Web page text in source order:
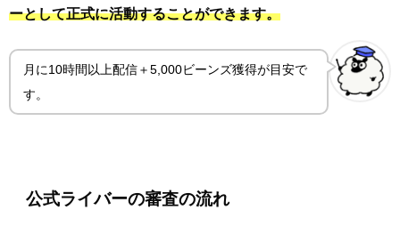
ーとして正式に活動することができます。
月に10時間以上配信＋5,000ビーンズ獲得が目安で
す。
公式ライバーの審査の流れ